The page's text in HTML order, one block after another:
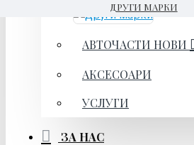
ДРУГИ МАРКИ
АВТОЧАСТИ НОВИ
АКСЕСОАРИ
УСЛУГИ
ЗА НАС